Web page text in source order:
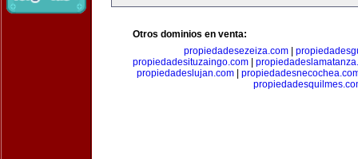
Otros dominios en venta:
propiedadesezeiza.com|
propiedadesituzaingo.com
propiedadeslujan.com|